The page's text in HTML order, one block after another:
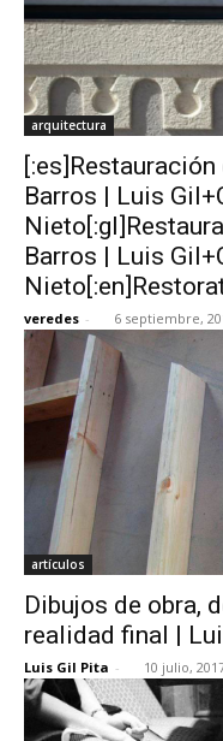
arquitectura
Barros | Luis
Barros | Luis
veredes - 6 septiembre,
artículos
Dibujos de obra,
realidad final |
Luis Gil Pita - 10 julio,